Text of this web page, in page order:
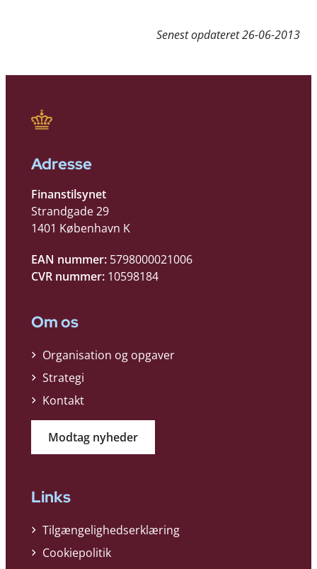
Senest opdateret26-06-2013
Adresse
Finanstilsynet
Strandgade 29
1401 København K
EAN nummer: 5798000021006
CVR nummer: 10598184
Om os
Organisation og opgaver
Strategi
Kontakt
Modtag nyheder
Links
Tilgængelighedserklæring
Cookiepolitik